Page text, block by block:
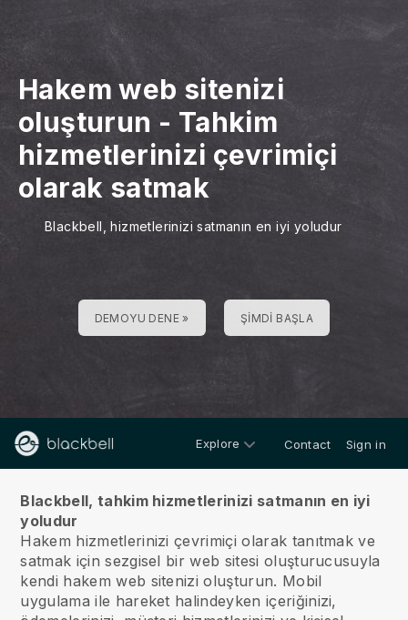
Hakem web sitenizi
oluşturun - Tahkim
hizmetlerinizi çevrimiçi
olarak satmak
Blackbell, hizmetlerinizi satmanın en iyi yoludur
DEMOYU DENE » ŞIMDI BAŞLA
Explore Contact Sign in
Blackbell, tahkim hizmetlerinizi satmanın en iyi
yoludur
Hakem hizmetlerinizi çevrimiçi olarak tanıtmak ve
satmak için sezgisel bir web sitesi oluşturucusuyla
kendi hakem web sitenizi oluşturun. Mobil
uygulama ile hareket halindeyken içeriğinizi,